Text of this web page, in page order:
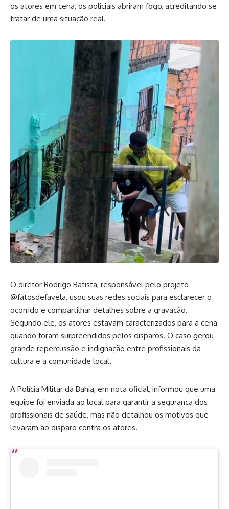
os atores em cena, os policiais abriram fogo, acreditando se
tratar de uma situação real.
O diretor Rodrigo Batista, responsável pelo projeto
@fatosdefavela, usou suas redes sociais para esclarecer o
ocorrido e compartilhar detalhes sobre a gravação.
Segundo ele, os atores estavam caracterizados para a cena
quando foram surpreendidos pelos disparos. O caso gerou
grande repercussão e indignação entre profissionais da
cultura e a comunidade local.
A Polícia Militar da Bahia, em nota oficial, informou que uma
equipe foi enviada ao local para garantir a segurança dos
profissionais de saúde, mas não detalhou os motivos que
levaram ao disparo contra os atores.